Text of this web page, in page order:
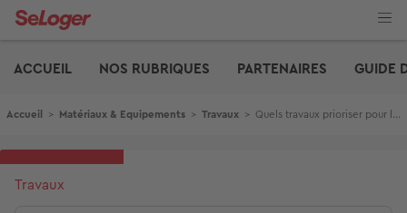
Aller
ACCUEIL
NOS RUBRIQUES PARTENAIRES GUIDE
Fil d'Ariane
Accueil > Matériaux & Equipements > Travaux > Quels travaux prioriser pour l’isolation de son logement ?
Travaux